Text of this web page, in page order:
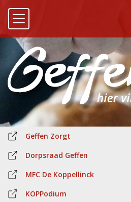
Geffen Zorgt
Dorpsraad Geffen
MFC De Koppellinck
KOPPodium